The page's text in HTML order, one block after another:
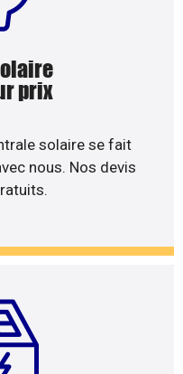
prix
solaire se fait
nous. Nos devis